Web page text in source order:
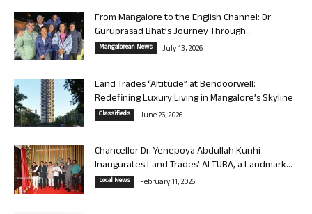
From Mangalore to the English Channel: Dr
Guruprasad Bhat’s Journey Through...
Mangalorean News July 13, 2026
Land Trades “Altitude” at Bendoorwell:
Redefining Luxury Living in Mangalore’s Skyline
Classifieds June 26, 2026
Chancellor Dr. Yenepoya Abdullah Kunhi
Inaugurates Land Trades’ ALTURA, a Landmark...
Local News February 11, 2026